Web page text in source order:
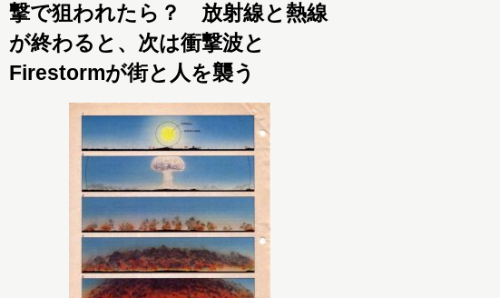
撃で狙われたら？ 放射線と熱線
が終わると、次は衝撃波と
Firestormが街と人を襲う